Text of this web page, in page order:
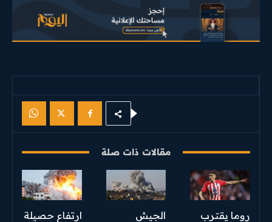
مقالات ذات صلة
روما يقترب
الجيش
ارتفاع حصيلة